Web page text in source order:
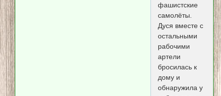
фашистские
самолёты.
Дуся вместе с
остальными
рабочими
артели
бросилась к
дому и
обнаружила у